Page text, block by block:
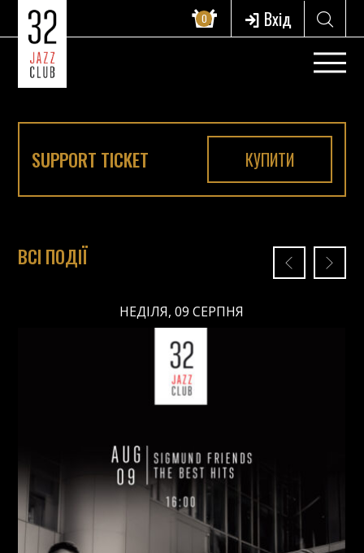
0 Вхід
SUPPORT TICKET КУПИТИ
ВСІ ПОДІЇ
НЕДІЛЯ, 09 СЕРПНЯ
НЕДІЛЯ, 09 СЕРПНЯ
Ціна: